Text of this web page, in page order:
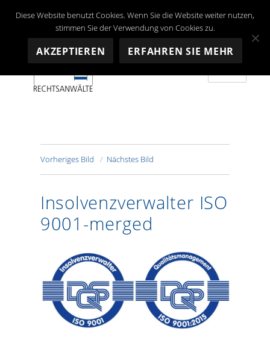
Vorheriges Bild Nächstes Bild
Insolvenzverwalter ISO
9001-merged
Diese Website benutzt Cookies. Wenn Sie die Website weiter nutzen,
stimmen Sie der Verwendung von Cookies zu.
AKZEPTIEREN ERFAHREN SIE MEHR